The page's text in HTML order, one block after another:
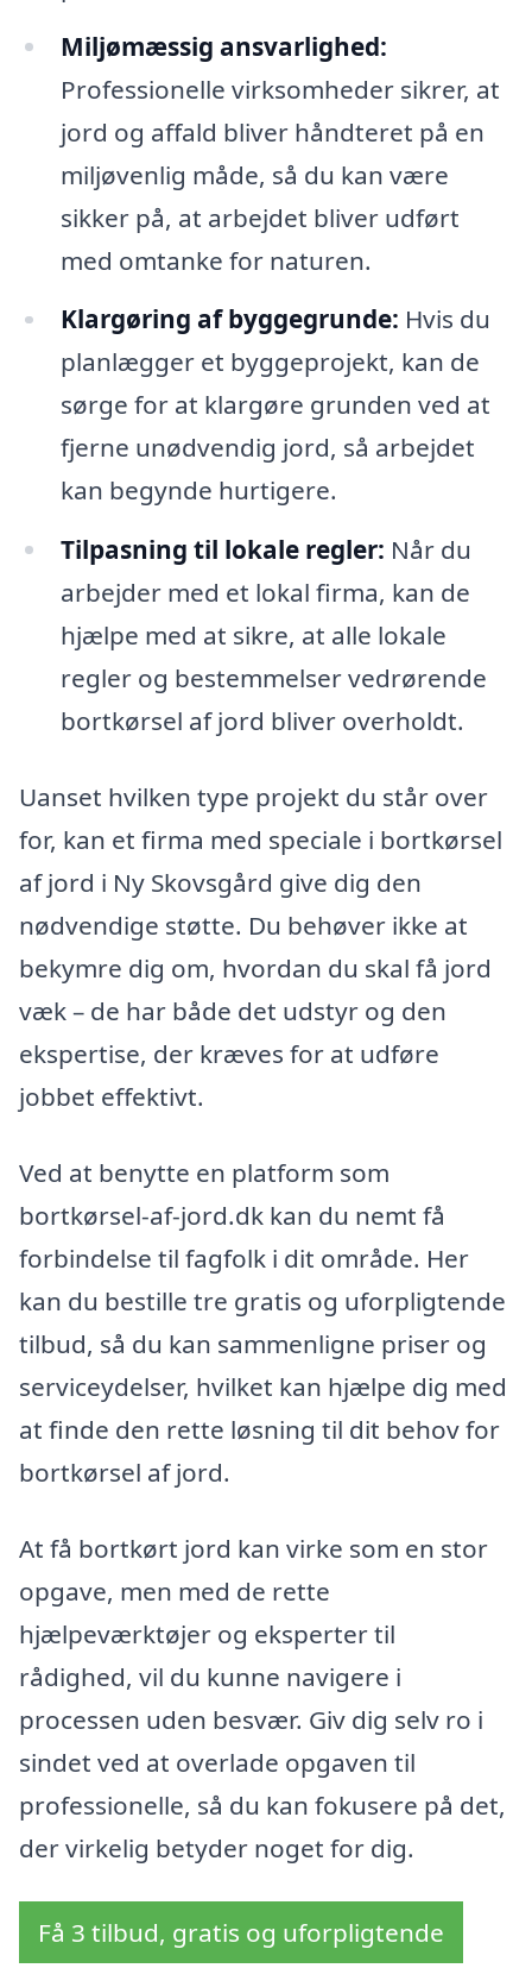
Miljømæssig ansvarlighed:
Professionelle virksomheder sikrer, at
jord og affald bliver håndteret på en
miljøvenlig måde, så du kan være
sikker på, at arbejdet bliver udført
med omtanke for naturen.
Klargøring af byggegrunde: Hvis du
planlægger et byggeprojekt, kan de
sørge for at klargøre grunden ved at
fjerne unødvendig jord, så arbejdet
kan begynde hurtigere.
Tilpasning til lokale regler: Når du
arbejder med et lokal firma, kan de
hjælpe med at sikre, at alle lokale
regler og bestemmelser vedrørende
bortkørsel af jord bliver overholdt.
Uanset hvilken type projekt du står over
for, kan et firma med speciale i bortkørsel
af jord i Ny Skovsgård give dig den
nødvendige støtte. Du behøver ikke at
bekymre dig om, hvordan du skal få jord
væk – de har både det udstyr og den
ekspertise, der kræves for at udføre
jobbet effektivt.
Ved at benytte en platform som
bortkørsel-af-jord.dk kan du nemt få
forbindelse til fagfolk i dit område. Her
kan du bestille tre gratis og uforpligtende
tilbud, så du kan sammenligne priser og
serviceydelser, hvilket kan hjælpe dig med
at finde den rette løsning til dit behov for
bortkørsel af jord.
At få bortkørt jord kan virke som en stor
opgave, men med de rette
hjælpeværktøjer og eksperter til
rådighed, vil du kunne navigere i
processen uden besvær. Giv dig selv ro i
sindet ved at overlade opgaven til
professionelle, så du kan fokusere på det,
der virkelig betyder noget for dig.
Få 3 tilbud, gratis og uforpligtende